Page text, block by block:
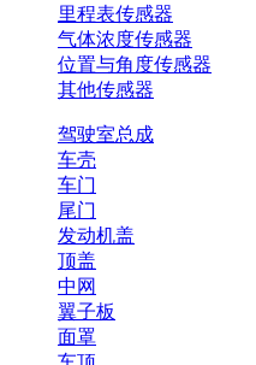
里程表传感器
气体浓度传感器
位置与角度传感器
其他传感器
驾驶室总成
车壳
车门
尾门
发动机盖
顶盖
中网
翼子板
面罩